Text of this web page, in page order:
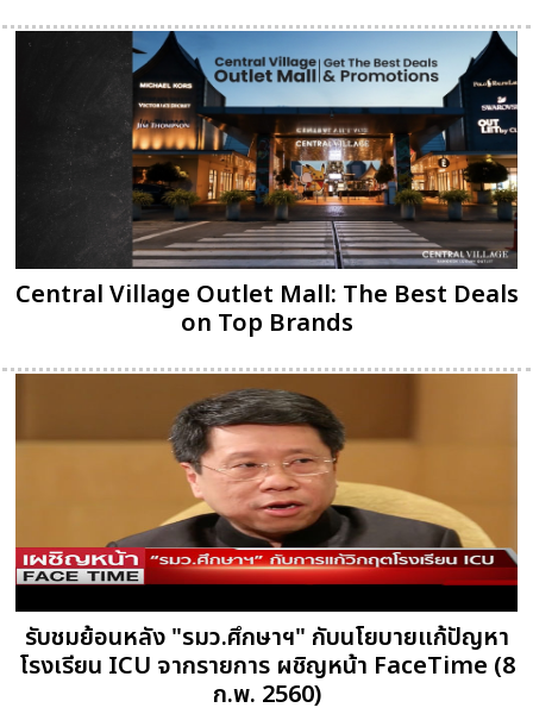
Central Village Outlet Mall: The Best Deals
on Top Brands
รับชมย้อนหลัง "รมว.ศึกษาฯ" กับนโยบายแก้ปัญหา
โรงเรียน ICU จากรายการ ผชิญหน้า FaceTime (8
ก.พ. 2560)